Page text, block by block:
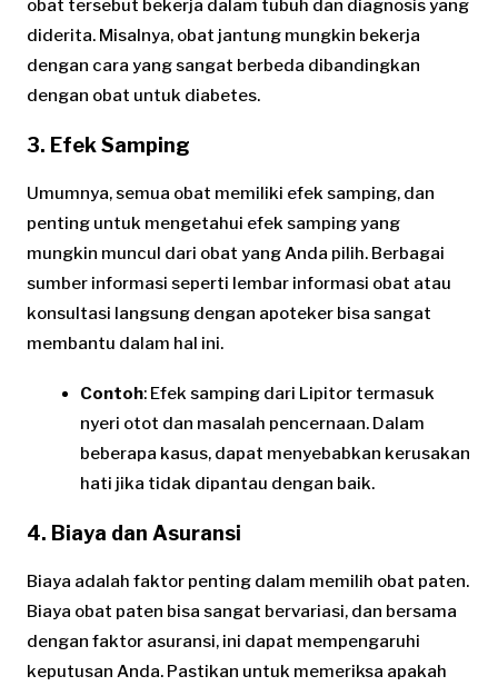
obat tersebut bekerja dalam tubuh dan diagnosis yang
diderita. Misalnya, obat jantung mungkin bekerja
dengan cara yang sangat berbeda dibandingkan
dengan obat untuk diabetes.
3. Efek Samping
Umumnya, semua obat memiliki efek samping, dan
penting untuk mengetahui efek samping yang
mungkin muncul dari obat yang Anda pilih. Berbagai
sumber informasi seperti lembar informasi obat atau
konsultasi langsung dengan apoteker bisa sangat
membantu dalam hal ini.
Contoh: Efek samping dari Lipitor termasuk
nyeri otot dan masalah pencernaan. Dalam
beberapa kasus, dapat menyebabkan kerusakan
hati jika tidak dipantau dengan baik.
4. Biaya dan Asuransi
Biaya adalah faktor penting dalam memilih obat paten.
Biaya obat paten bisa sangat bervariasi, dan bersama
dengan faktor asuransi, ini dapat mempengaruhi
keputusan Anda. Pastikan untuk memeriksa apakah